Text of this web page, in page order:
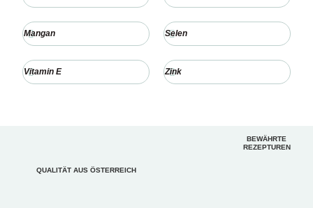
Mangan Selen
Vitamin E Zink
QUALITÄT AUS ÖSTERREICH
BEWÄHRTE
REZEPTUREN